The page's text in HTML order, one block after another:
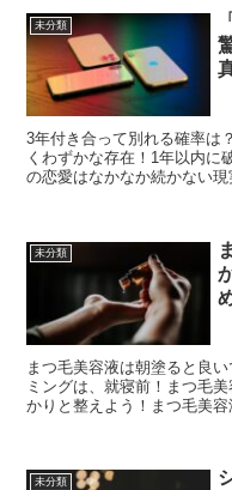
未分類
3年付き合って別れる確率は
くわずかな存在！1年以内に
の恋愛はなかなか続かない
未分類
まつ毛美容液は朝塗ると良
ミングは、就寝前！まつ毛
かりと整えよう！まつ毛美
未分類